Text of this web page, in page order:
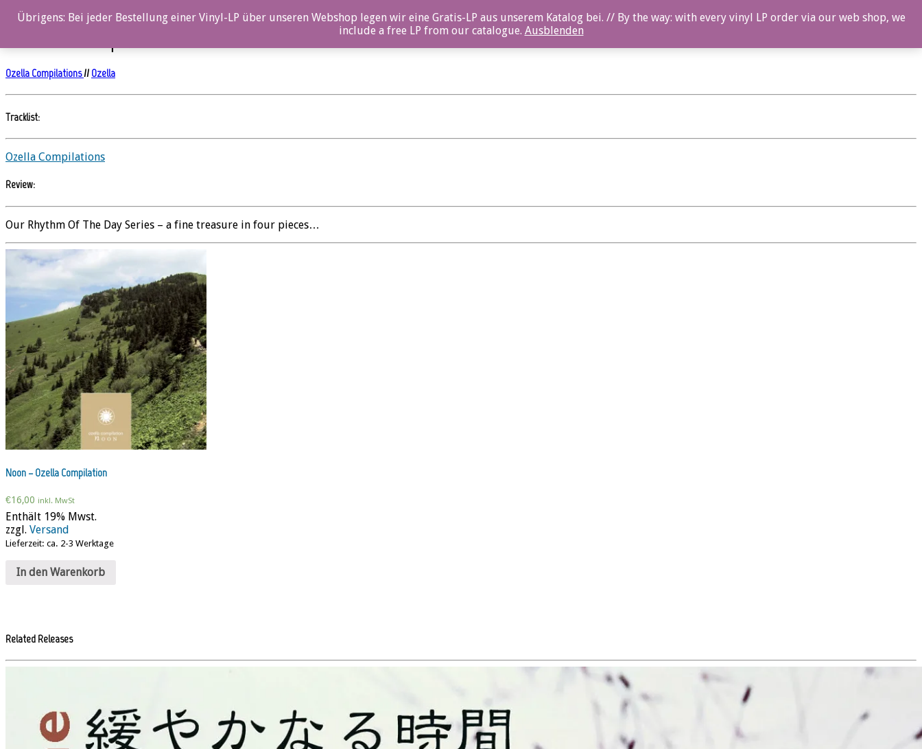
0%
Ozella Compilations// Ozella
Tracklist:
Ozella Compilations
Review:
Our Rhythm Of The Day Series – a fine treasure in four pieces…
Noon – Ozella Compilation
€16,00 inkl. MwSt
Enthält 19% Mwst.
zzgl. Versand
Lieferzeit: ca. 2-3 Werktage
In den Warenkorb
Related Releases
Übrigens: Bei jeder Bestellung einer Vinyl-LP über unseren Webshop legen wir eine Gratis-LP aus unserem Katalog bei. // By the way: with every vinyl LP order via our web shop, we
include a free LP from our catalogue. Ausblenden